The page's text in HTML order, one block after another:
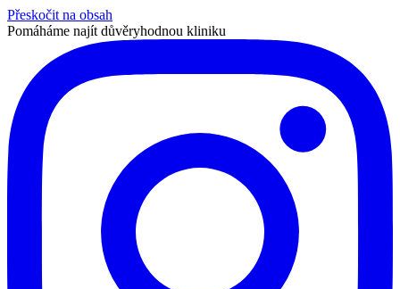
Přeskočit na obsah
Pomáháme najít důvěryhodnou kliniku